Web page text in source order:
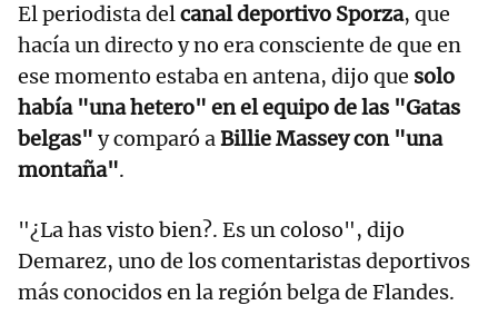
El periodista delcanal deportivo Sporza, que
hacía un directo y no era consciente de que en
ese momento estaba en antena, dijo que solo
había "una hetero" en el equipo de las "Gatas
belgas" y comparó aBillie Massey con "una
montaña".
"¿La has visto bien?. Es un coloso", dijo
Demarez, uno de los comentaristas deportivos
más conocidos en la región belga de Flandes.